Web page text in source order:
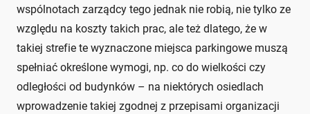
wspólnotach zarządcy tego jednak nie robią, nie tylko ze
względu na koszty takich prac, ale też dlatego, że w
takiej strefie te wyznaczone miejsca parkingowe muszą
spełniać określone wymogi, np. co do wielkości czy
odległości od budynków – na niektórych osiedlach
wprowadzenie takiej zgodnej z przepisami organizacji